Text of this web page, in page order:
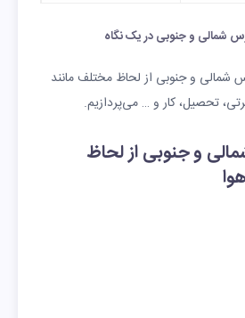
یونانی و ترکی
تاتار
آقای نیکوس
شمالی و جنوبی در یک نگاه
شمالی و جنوبی از لحاظ مختلف مانند
تحصیل، کار و … می‌پردازیم.
و جنوبی از لحاظ